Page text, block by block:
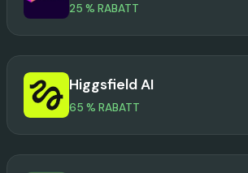
25 % RABATT
Higgsfield AI
65 % RABATT